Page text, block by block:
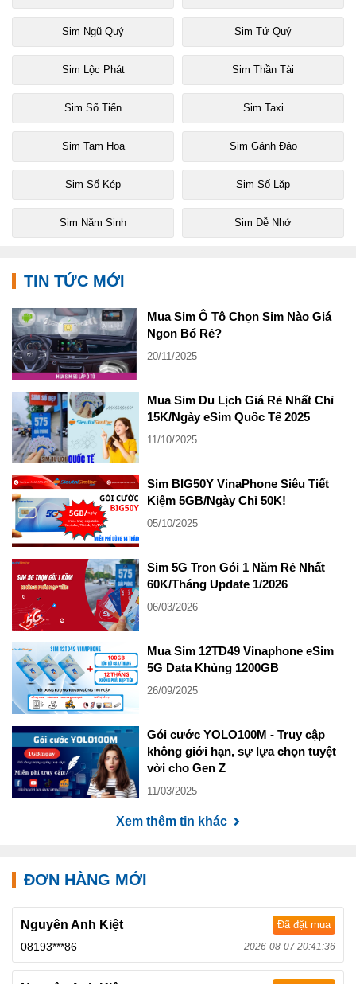
Sim Ngũ Quý Sim Tứ Quý
Sim Lộc Phát Sim Thần Tài
Sim Số Tiến Sim Taxi
Sim Tam Hoa Sim Gánh Đảo
Sim Số Kép Sim Số Lặp
Sim Năm Sinh Sim Dễ Nhớ
TIN TỨC MỚI
Mua Sim Ô Tô Chọn Sim Nào Giá
Ngon Bổ Rẻ?
20/11/2025
Mua Sim Du Lịch Giá Rẻ Nhất Chỉ
15K/Ngày eSim Quốc Tế 2025
11/10/2025
Sim BIG50Y VinaPhone Siêu Tiết
Kiệm 5GB/Ngày Chỉ 50K!
05/10/2025
Sim 5G Tron Gói 1 Năm Rẻ Nhất
60K/Tháng Update 1/2026
06/03/2026
Mua Sim 12TD49 Vinaphone eSim
5G Data Khủng 1200GB
26/09/2025
Gói cước YOLO100M - Truy cập
không giới hạn, sự lựa chọn tuyệt
vời cho Gen Z
11/03/2025
Xem thêm tin khác
ĐƠN HÀNG MỚI
Nguyên Anh Kiệt Đã đặt mua
08193***86 2026-08-07 20:41:36